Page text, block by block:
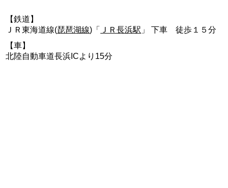
【鉄道】
ＪＲ東海道線(琵琶湖線)「 ＪＲ長浜駅 」 下車 徒歩１５分
【車】
北陸自動車道長浜ICより15分